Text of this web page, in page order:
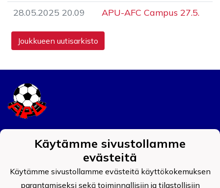
28.05.2025 20.09
APU-AFC Campus 27.5.
Joukkueen uutisarkisto
Auran Palokunnan Urheilijat ry
0908519-4
Käytämme sivustollamme
evästeitä
Käytämme sivustollamme evästeitä käyttökokemuksen
parantamiseksi sekä toiminnallisiin ja tilastollisiin